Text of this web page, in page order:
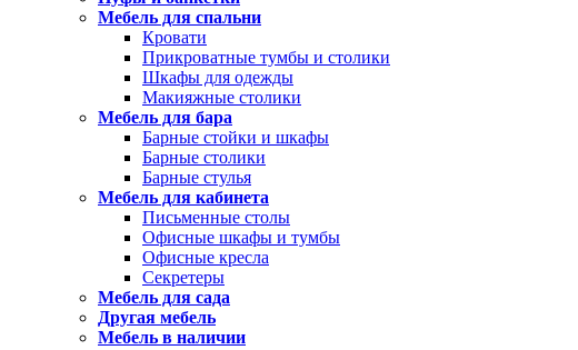
Мебель для спальни
Кровати
Прикроватные тумбы и столики
Шкафы для одежды
Макияжные столики
Мебель для бара
Барные стойки и шкафы
Барные столики
Барные стулья
Мебель для кабинета
Письменные столы
Офисные шкафы и тумбы
Офисные кресла
Секретеры
Мебель для сада
Другая мебель
Мебель в наличии